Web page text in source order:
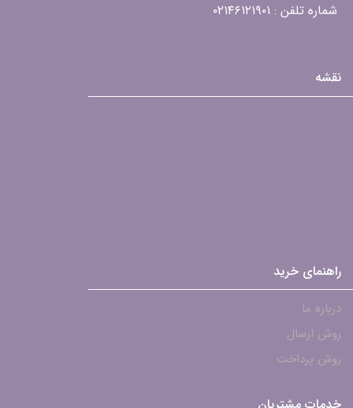
شماره تلفن : ۰۲۱۴۶۱۲۱۹۰۱
نقشه
راهنمای خرید
درباره ما
روش ارسال
روش پرداخت